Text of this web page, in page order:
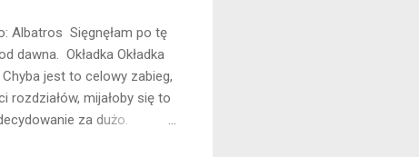
Albatros Sięgnęłam po tę
dawna. Okładka Okładka
jest to celowy zabieg,
rozdziałów, mijałoby się to
za dużo.